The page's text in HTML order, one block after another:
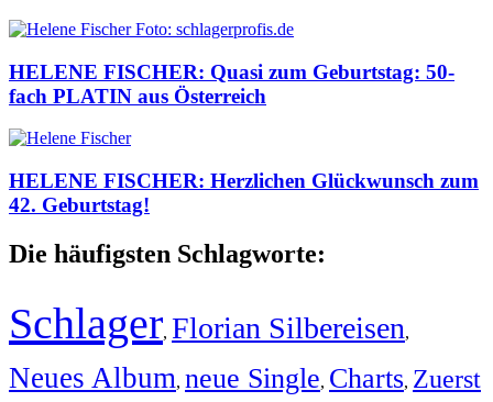
HELENE FISCHER: Quasi zum Geburtstag: 50-
fach PLATIN aus Österreich
HELENE FISCHER: Herzlichen Glückwunsch zum
42. Geburtstag!
Die häufigsten Schlagworte:
Schlager, Florian Silbereisen,
Neues Album, neue Single, Charts, Zuerst